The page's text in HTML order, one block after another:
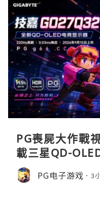
PG喪屍大作戰
載三星QD-
PG电子游戏 3